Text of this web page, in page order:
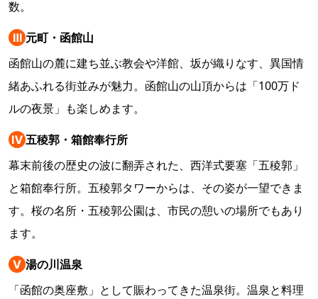
数。
Ⅲ 元町・函館山
函館山の麓に建ち並ぶ教会や洋館、坂が織りなす、異国情
緒あふれる街並みが魅力。函館山の山頂からは「100万ド
ルの夜景」も楽しめます。
Ⅳ五稜郭・箱館奉行所
幕末前後の歴史の波に翻弄された、西洋式要塞「五稜郭」
と箱館奉行所。五稜郭タワーからは、その姿が一望できま
す。桜の名所・五稜郭公園は、市民の憩いの場所でもあり
ます。
Ⅴ 湯の川温泉
「函館の奥座敷」として賑わってきた温泉街。温泉と料理